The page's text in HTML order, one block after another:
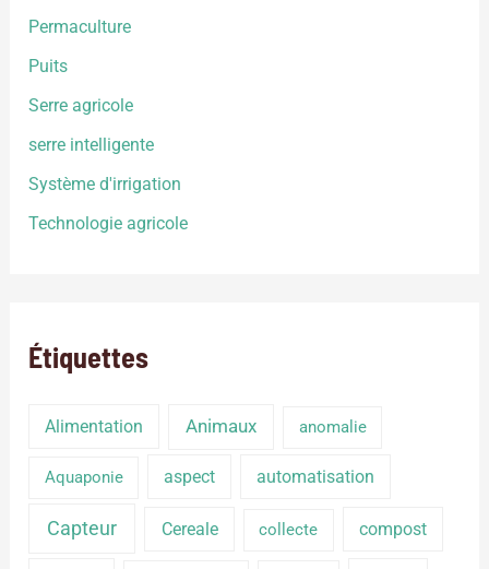
Permaculture
Puits
Serre agricole
serre intelligente
Système d'irrigation
Technologie agricole
Étiquettes
Alimentation Animaux anomalie
Aquaponie aspect automatisation
Capteur Cereale collecte compost